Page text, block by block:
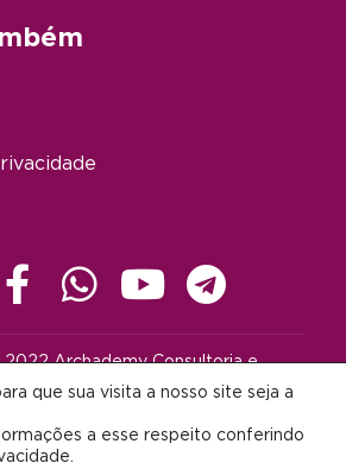
Archademy Consultoria e
|contato@archademy.com.br |
por:
que sua visita a nosso site seja a
a esse respeito conferindo